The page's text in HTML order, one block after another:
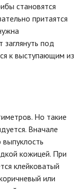
становятся
притаятся
под
к выступающим из
Но такие
Вначале
кожицей. При
клейковатый
или